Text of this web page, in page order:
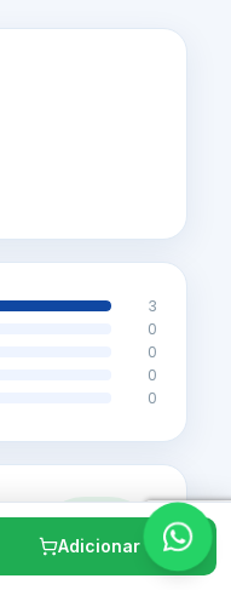
3
0
0
0
0
Confiável
via
Reclame
AQUI
Adicionar